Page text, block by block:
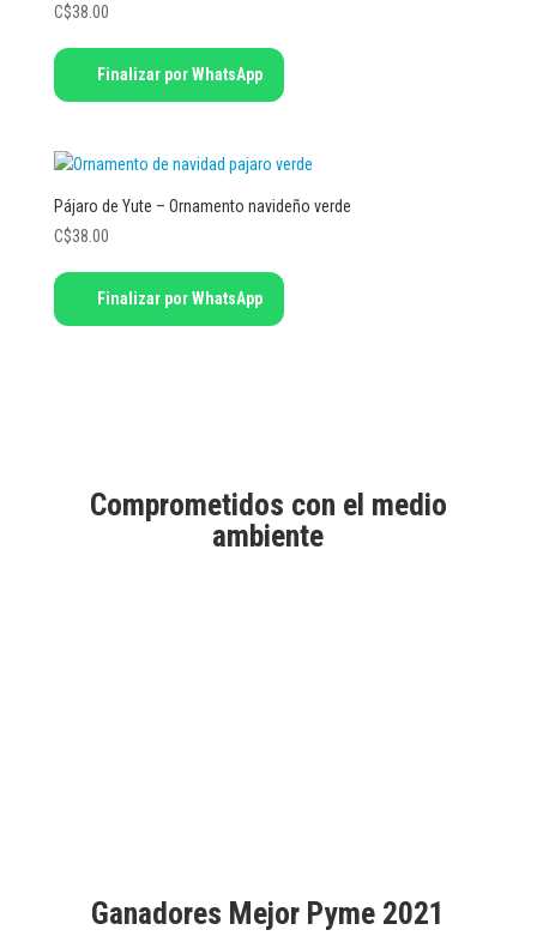
C$38.00
Finalizar por WhatsApp
Pájaro de Yute – Ornamento navideño verde
C$38.00
Finalizar por WhatsApp
Comprometidos con el medio
ambiente
Ganadores Mejor Pyme 2021